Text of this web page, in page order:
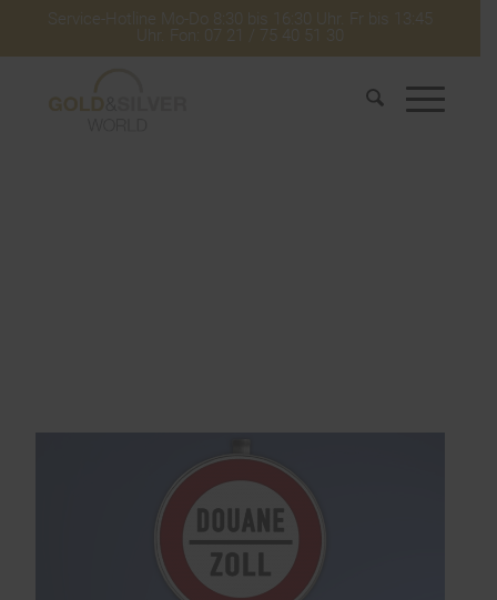
Service-Hotline Mo-Do 8:30 bis 16:30 Uhr. Fr bis 13:45
Uhr. Fon: 07 21 / 75 40 51 30